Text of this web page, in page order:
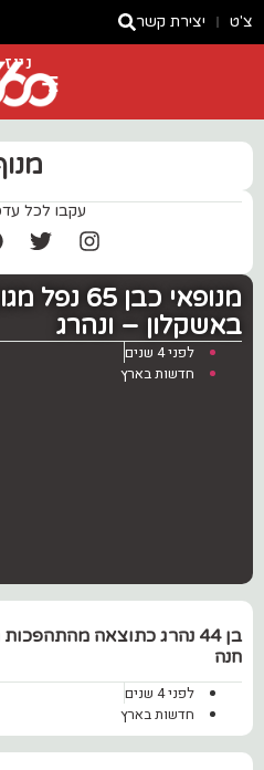
צ'ט יצירת קשר
ניוז
עקבו לכל
מנופאי
באשקלון – ונהרג
לפני 4 שנים
חדשות בארץ
בן 44 נהרג כתוצאה
חנה
לפני 4 שנים
חדשות בארץ